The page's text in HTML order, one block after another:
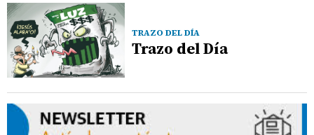
TRAZO DEL DÍA
Trazo del Día